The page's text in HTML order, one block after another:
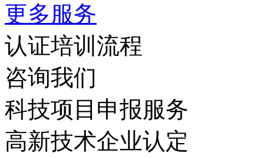
更多服务
认证培训流程
咨询我们
科技项目申报服务
高新技术企业认定